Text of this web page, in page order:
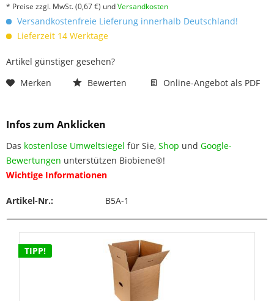
* Preise zzgl. MwSt.(0,67 €) undVersandkosten
Versandkostenfreie Lieferung innerhalb Deutschland!
Lieferzeit 14 Werktage
Artikel günstiger gesehen?
Merken
Bewerten Online-Angebot als PDF
Infos zum Anklicken
Das kostenlose Umweltsiegel für Sie, Shop und Google-
Bewertungen unterstützen Biobiene®!
Wichtige Informationen
Artikel-Nr.: B5A-1
TIPP!